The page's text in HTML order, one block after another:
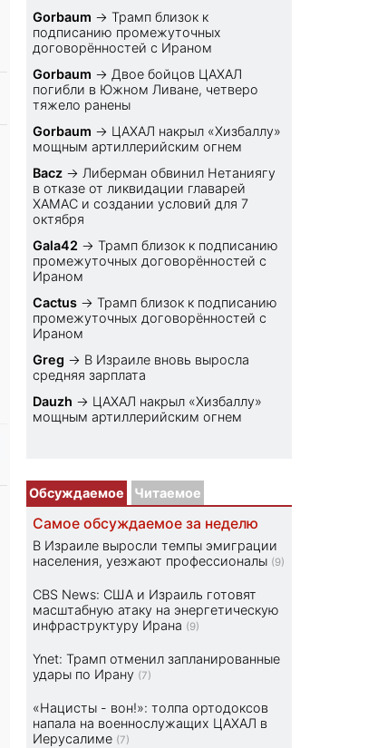
Gorbaum →Трамп близок к
подписанию промежуточных
договорённостей с Ираном
Gorbaum → Двое бойцов ЦАХАЛ
погибли в Южном Ливане, четверо
тяжело ранены
Gorbaum → ЦАХАЛ накрыл «Хизбаллу»
мощным артиллерийским огнем
Bacz → Либерман обвинил Нетаниягу
в отказе от ликвидации главарей
ХАМАС и создании условий для 7
октября
Gala42 →Трамп близок к подписанию
промежуточных договорённостей с
Ираном
Cactus →Трамп близок к подписанию
промежуточных договорённостей с
Ираном
Greg → В Израиле вновь выросла
средняя зарплата
Dauzh → ЦАХАЛ накрыл «Хизбаллу»
мощным артиллерийским огнем
Обсуждаемое Читаемое
Самое обсуждаемое за неделю
В Израиле выросли темпы эмиграции
населения, уезжают профессионалы (9)
CBS News: США и Израиль готовят
масштабную атаку на энергетическую
инфраструктуру Ирана (9)
Ynet: Трамп отменил запланированные
удары по Ирану (7)
«Нацисты - вон!»: толпа ортодоксов
напала на военнослужащих ЦАХАЛ в
Иерусалиме (7)